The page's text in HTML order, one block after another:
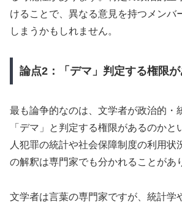
けることで、異なる意見を持つメンバ
しまうかもしれません。
論点2：「デマ」判定する権限
最も論争的なのは、文学者が政治的・
「デマ」と判定する権限があるのかと
人犯罪の統計や社会保障制度の利用状
の解釈は専門家でも分かれることがあ
文学者は言葉の専門家ですが、統計学